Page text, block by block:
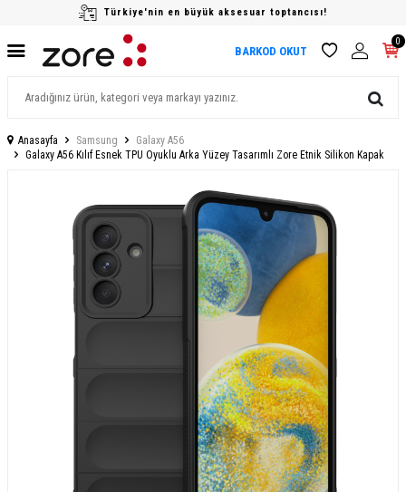
Türkiye'nin en büyük aksesuar toptancısı!
BARKOD OKUT
0
Anasayfa Samsung
Galaxy A56
Galaxy A56 Kılıf Esnek TPU Oyuklu Arka Yüzey Tasarımlı Zore Etnik Silikon Kapak